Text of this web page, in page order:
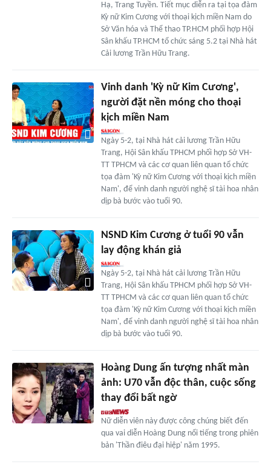
Hạ, Trang Tuyền. Tiết mục diễn ra tại tọa đàm
Kỳ nữ Kim Cương với thoại kịch miền Nam do
Sở Văn hóa và Thể thao TP.HCM phối hợp Hội
Sân khấu TP.HCM tổ chức sáng 5.2 tại Nhà hát
Cải lương Trần Hữu Trang.
Vinh danh 'Kỳ nữ Kim Cương',
người đặt nền móng cho thoại
kịch miền Nam
Ngày 5-2, tại Nhà hát cải lương Trần Hữu
Trang, Hội Sân khấu TPHCM phối hợp Sở VH-
TT TPHCM và các cơ quan liên quan tổ chức
tọa đàm 'Kỳ nữ Kim Cương với thoại kịch miền
Nam', để vinh danh người nghệ sĩ tài hoa nhân
dịp bà bước vào tuổi 90.
NSND Kim Cương ở tuổi 90 vẫn
lay động khán giả
Ngày 5-2, tại Nhà hát cải lương Trần Hữu
Trang, Hội Sân khấu TPHCM phối hợp Sở VH-
TT TPHCM và các cơ quan liên quan tổ chức
tọa đàm 'Kỳ nữ Kim Cương với thoại kịch miền
Nam', để vinh danh người nghệ sĩ tài hoa nhân
dịp bà bước vào tuổi 90.
Hoàng Dung ấn tượng nhất màn
ảnh: U70 vẫn độc thân, cuộc sống
thay đổi bất ngờ
Nữ diễn viên này được công chúng biết đến
qua vai diễn Hoàng Dung nổi tiếng trong phiên
bản 'Thần điêu đại hiệp' năm 1995.